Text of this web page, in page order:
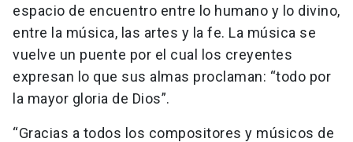
espacio de encuentro entre lo humano y lo divino,
entre la música, las artes y la fe. La música se
vuelve un puente por el cual los creyentes
expresan lo que sus almas proclaman: “todo por
la mayor gloria de Dios”.
“Gracias a todos los compositores y músicos de